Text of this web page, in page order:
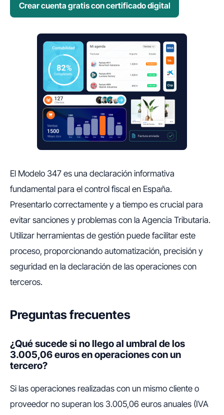
Crear cuenta gratis con certificado digital
El Modelo 347 es una declaración informativa
fundamental para el control fiscal en España.
Presentarlo correctamente y a tiempo es crucial para
evitar sanciones y problemas con la Agencia Tributaria.
Utilizar herramientas de gestión puede facilitar este
proceso, proporcionando automatización, precisión y
seguridad en la declaración de las operaciones con
terceros.
Preguntas frecuentes
¿Qué sucede si no llego al umbral de los
3.005,06 euros en operaciones con un
tercero?
Si las operaciones realizadas con un mismo cliente o
proveedor no superan los 3.005,06 euros anuales (IVA